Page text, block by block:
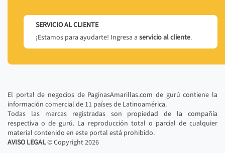
SERVICIO AL CLIENTE
¡Estamos para ayudarte! Ingresa a servicio al cliente.
El portal de negocios de PaginasAmarillas.com de gurú contiene la
información comercial de 11 países de Latinoamérica.
Todas las marcas registradas son propiedad de la compañía
respectiva o de gurú. La reproducción total o parcial de cualquier
material contenido en este portal está prohibido.
AVISO LEGAL© Copyright2026